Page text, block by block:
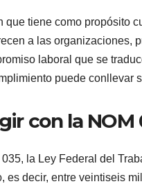
que tiene como propósito
a las organizaciones,
laboral que se
puede conllevar
con la NOM
la Ley Federal del
es decir, entre veintiseis